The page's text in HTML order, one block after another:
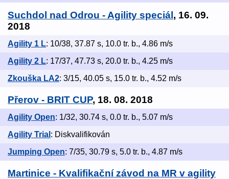
Suchdol nad Odrou - Agility speciál, 16. 09.
2018
Agility 1 L: 10/38, 37.87 s, 10.0 tr. b., 4.86 m/s
Agility 2 L: 17/37, 47.73 s, 20.0 tr. b., 4.25 m/s
Zkouška LA2: 3/15, 40.05 s, 15.0 tr. b., 4.52 m/s
Přerov - BRIT CUP, 18. 08. 2018
Agility Open: 1/32, 30.74 s, 0.0 tr. b., 5.07 m/s
Agility Trial : Diskvalifikován
Jumping Open: 7/35, 30.79 s, 5.0 tr. b., 4.87 m/s
Martinice - Kvalifikační závod na MR v agility